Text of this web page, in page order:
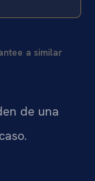
a similar
de una